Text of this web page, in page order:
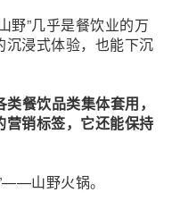
野”几乎是餐饮业的万
浸式体验，也能下沉
餐饮品类集体套用，
销标签，它还能保持
山野火锅。